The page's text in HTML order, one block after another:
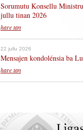
Sorumutu Konsellu
jullu tinan 2026
hare tan
22 jullu 2026
Mensajen kondolénsia ba
hare tan